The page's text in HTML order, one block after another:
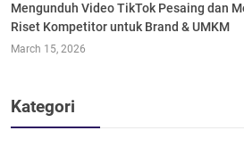
Mengunduh Video TikTok Pesaing dan
Riset Kompetitor untuk Brand & UMKM
March 15, 2026
Kategori